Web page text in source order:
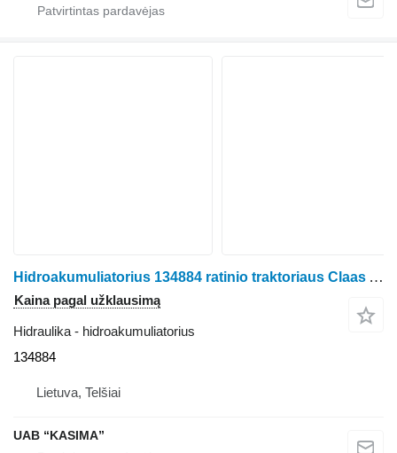
Hidroakumuliatorius 134884 ratinio traktoriaus Claas Arion 530
Kaina pagal užklausimą
Hidraulika - hidroakumuliatorius
134884
Lietuva, Telšiai
UAB “KASIMA”